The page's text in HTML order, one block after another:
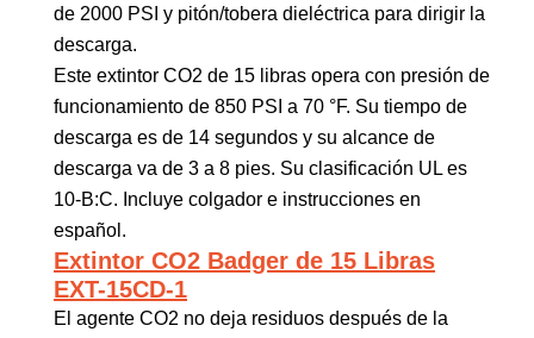
de 2000 PSI y pitón/tobera dieléctrica para dirigir la
descarga.
Este extintor CO2 de 15 libras opera con presión de
funcionamiento de 850 PSI a 70 °F. Su tiempo de
descarga es de 14 segundos y su alcance de
descarga va de 3 a 8 pies. Su clasificación UL es
10-B:C. Incluye colgador e instrucciones en
español.
Extintor CO2 Badger de 15 Libras
EXT-15CD-1
El agente CO2 no deja residuos después de la